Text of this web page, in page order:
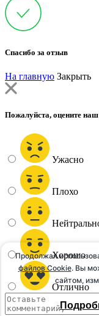
Продолжая
файлов Сookie. Вы
сайтом,
Спасибо за отзыв
На главную Закрыть
Пожалуйста, оцените наш
Ужасно
Плохо
Хорошо
Отлично
Вы расстроены?
Вы расстроены?
Спасибо! Что нам
Спасибо! Что нам
Спасибо! Расскажите,